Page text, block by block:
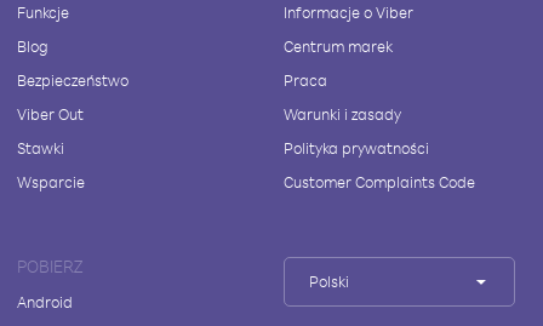
Funkcje
Blog
Bezpieczeństwo
Viber Out
Stawki
Wsparcie
Informacje o Viber
Centrum marek
Praca
Warunki i zasady
Polityka prywatności
Customer Complaints Code
POBIERZ
Android
Polski